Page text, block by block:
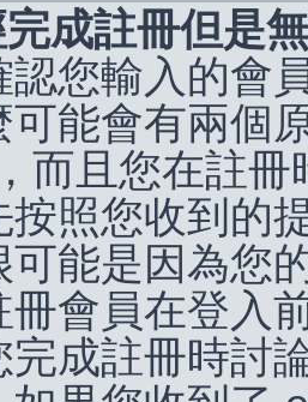
成註冊但是
認您輸入的會
可能會有兩個
而且您在註
按照您收到的
可能是因為您
冊會員在登入
完成註冊時討